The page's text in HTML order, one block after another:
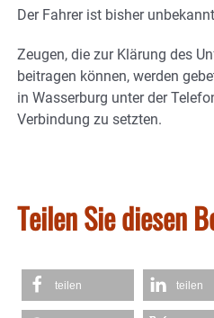
Der Fahrer ist bisher
Zeugen, die zur Klärung des
beitragen können, werden
in Wasserburg unter der
Verbindung zu setzten.
Teilen Sie diesen
teilen teilen